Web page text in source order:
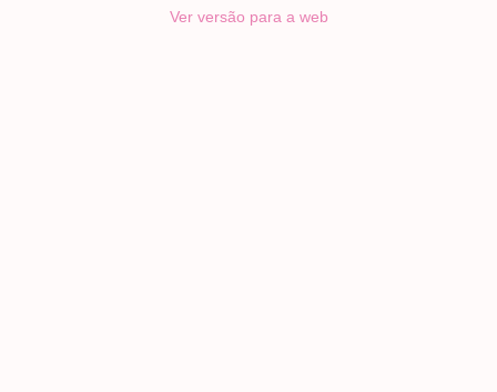
Ver versão para a web